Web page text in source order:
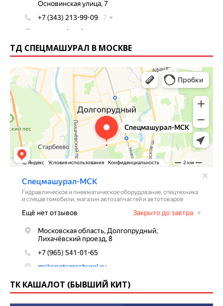
ТД СПЕЦМАШУРАЛ В МОСКВЕ
ТК КАШАЛОТ (БЫВШИЙ КИТ)